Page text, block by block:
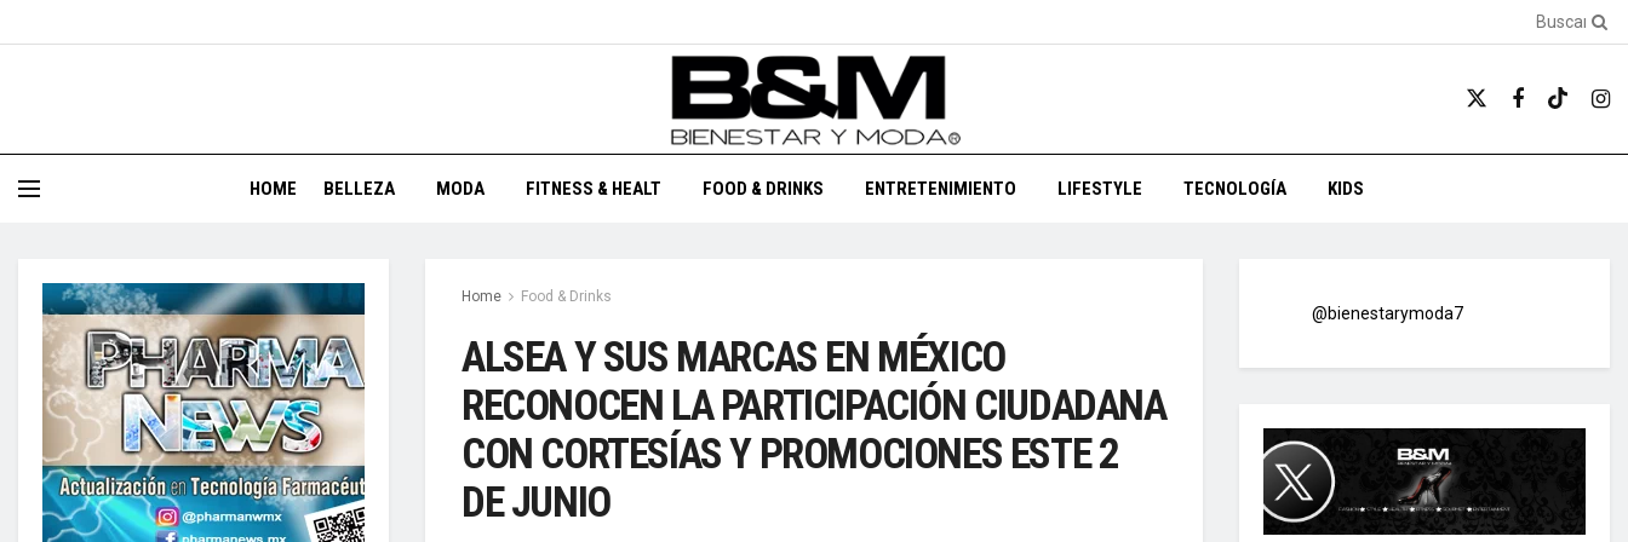
HOME BELLEZA MODA FITNESS & HEALT FOOD & DRINKS ENTRETENIMIENTO LIFESTYLE TECNOLOGÍA KIDS
Home Food & Drinks
ALSEA Y SUS MARCAS EN MÉXICO
RECONOCEN LA PARTICIPACIÓN CIUDADANA
CON CORTESÍAS Y PROMOCIONES ESTE 2
DE JUNIO
@bienestarymoda7